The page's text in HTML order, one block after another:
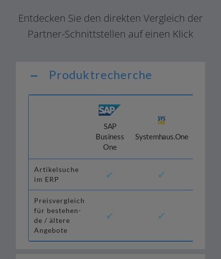
Entdecken Sie den direk­ten Vergleich der
Partner-Schnittstellen auf einen Klick
Produktrecherche
SAP
Business
One
Systemhaus.One
Artikelsuche
im ERP
✔ ✔
Preisvergleich
für bestehen­
de / älte­re
Angebote
✔ ✔